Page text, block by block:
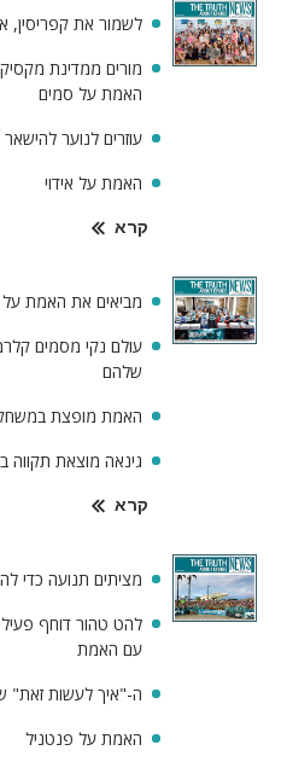
לשמור את קפריסין,
מורים ממדינת
האמת על סמים
עוזרים לנוער
האמת על אידוי
קרא
מביאים את האמת על
עולם נקי מסמים
שלהם
האמת מופצת
גינאה מוצאת תקווה
קרא
מציתים תנועה כדי
להט טהור דוחף פעיל
עם האמת
ה-"איך לעשות זאת"
האמת על פנטניל